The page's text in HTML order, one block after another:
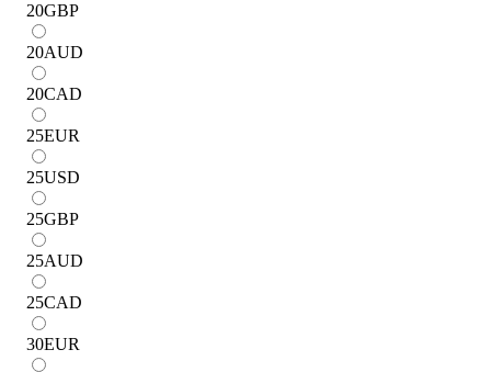
20GBP
20AUD
20CAD
25EUR
25USD
25GBP
25AUD
25CAD
30EUR